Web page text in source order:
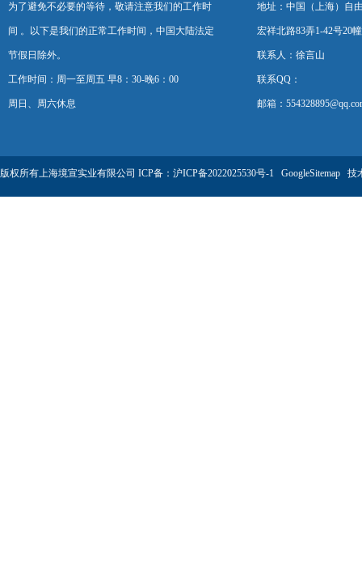
为了避免不必要的等待，敬请注意我们的工作时
间 。以下是我们的正常工作时间，中国大陆法定
节假日除外。
工作时间：周一至周五 早8：30-晚6：00
周日、周六休息
地址：中国（上海）自
宏祥北路83弄1-42号20
联系人：徐言山
联系QQ：
邮箱：
版权所有上海境宣实业有限公司 ICP备： 沪ICP备2022025530号-1 GoogleSitemap 技